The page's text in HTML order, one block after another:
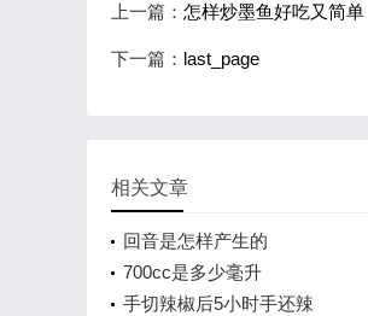
上一篇： 怎样炒墨鱼好吃又简单
下一篇： last_page
相关文章
回音是怎样产生的
700cc是多少毫升
手切辣椒后5小时手还辣